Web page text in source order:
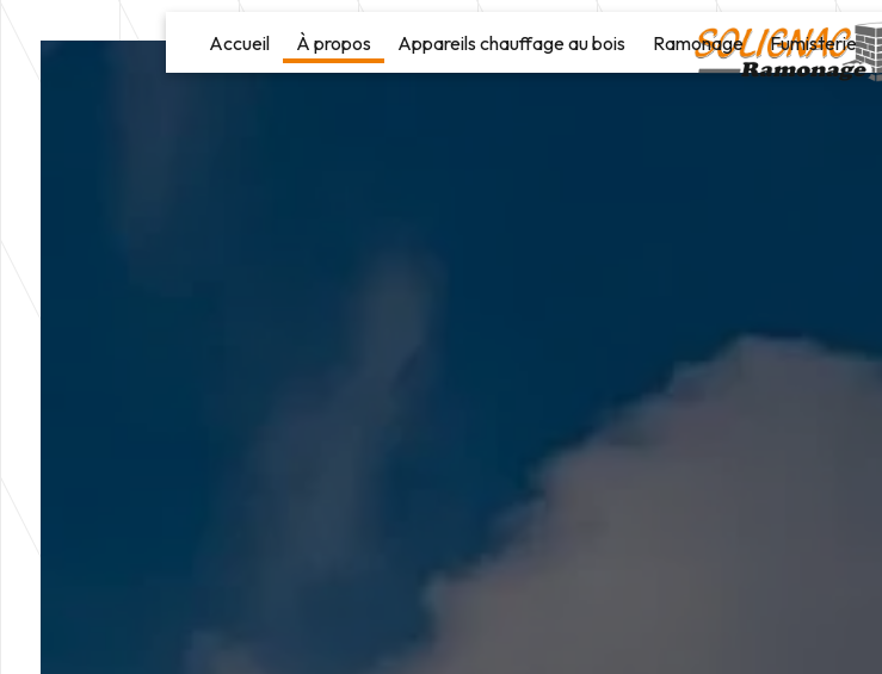
Accueil À propos Appareils chauffage au bois Ramonage Fumisterie
Panneau de gestion des cookies